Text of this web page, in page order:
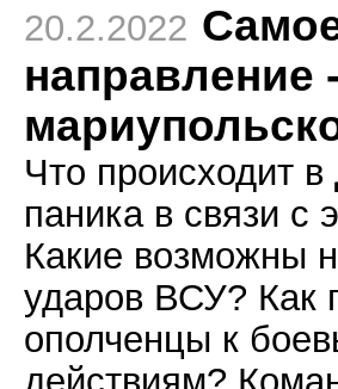
20.2.2022
направление -
Что происходит
паника в связи с
Какие возможны
ударов ВСУ? Как
ополченцы к
действиям?